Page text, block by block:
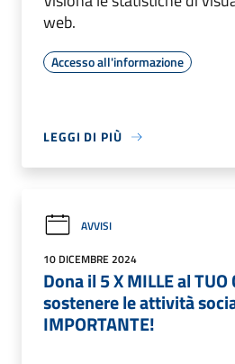
web.
Accesso all'informazione
LEGGI DI PIÙ
AVVISI
10 DICEMBRE 2024
Dona il 5 X MILLE al
sostenere le attività
IMPORTANTE!